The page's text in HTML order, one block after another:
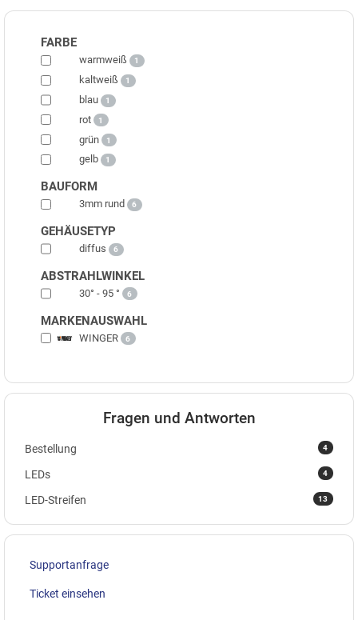
FARBE
warmweiß 1
kaltweiß 1
blau 1
rot 1
grün 1
gelb 1
BAUFORM
3mm rund 6
GEHÄUSETYP
diffus 6
ABSTRAHLWINKEL
30° - 95 ° 6
MARKENAUSWAHL
WINGER 6
Fragen und Antworten
4
Bestellung
4
LEDs
13
LED-Streifen
Supportanfrage
Ticket einsehen